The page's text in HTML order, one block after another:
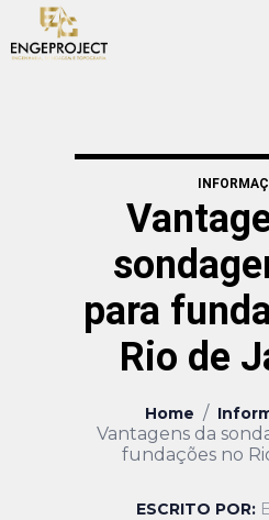
para
Rio de
Home /
Vantagens da
fundações no
ESCRITO POR: